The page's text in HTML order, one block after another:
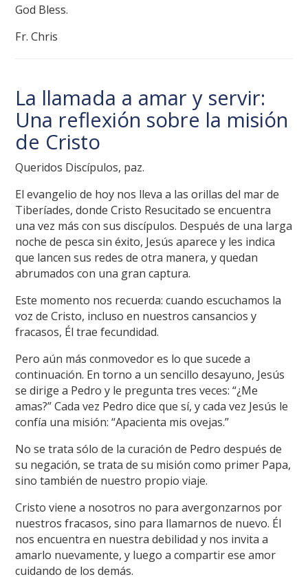
God Bless.
Fr. Chris
La llamada a amar y servir:
Una reflexión sobre la misión
de Cristo
Queridos Discípulos, paz.
El evangelio de hoy nos lleva a las orillas del mar de
Tiberíades, donde Cristo Resucitado se encuentra
una vez más con sus discípulos. Después de una larga
noche de pesca sin éxito, Jesús aparece y les indica
que lancen sus redes de otra manera, y quedan
abrumados con una gran captura.
Este momento nos recuerda: cuando escuchamos la
voz de Cristo, incluso en nuestros cansancios y
fracasos, Él trae fecundidad.
Pero aún más conmovedor es lo que sucede a
continuación. En torno a un sencillo desayuno, Jesús
se dirige a Pedro y le pregunta tres veces: “¿Me
amas?” Cada vez Pedro dice que sí, y cada vez Jesús le
confía una misión: “Apacienta mis ovejas.”
No se trata sólo de la curación de Pedro después de
su negación, se trata de su misión como primer Papa,
sino también de nuestro propio viaje.
Cristo viene a nosotros no para avergonzarnos por
nuestros fracasos, sino para llamarnos de nuevo. Él
nos encuentra en nuestra debilidad y nos invita a
amarlo nuevamente, y luego a compartir ese amor
cuidando de los demás.